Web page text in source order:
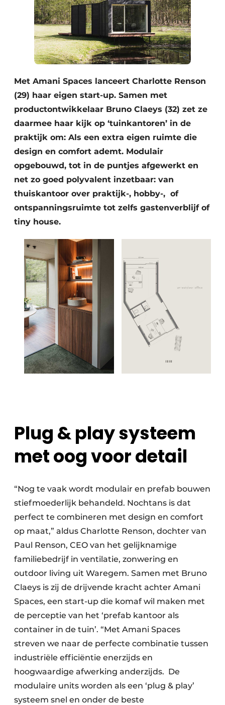
Met Amani Spaces lanceert Charlotte Renson
(29) haar eigen start-up. Samen met
productontwikkelaar Bruno Claeys (32) zet ze
daarmee haar kijk op ‘tuinkantoren’ in de
praktijk om: Als een extra eigen ruimte die
design en comfort ademt. Modulair
opgebouwd, tot in de puntjes afgewerkt en
net zo goed polyvalent inzetbaar: van
thuiskantoor over praktijk-, hobby-, of
ontspanningsruimte tot zelfs gastenverblijf of
tiny house.
Plug & play systeem
met oog voor detail
“Nog te vaak wordt modulair en prefab bouwen
stiefmoederlijk behandeld. Nochtans is dat
perfect te combineren met design en comfort
op maat,” aldus Charlotte Renson, dochter van
Paul Renson, CEO van het gelijknamige
familiebedrijf in ventilatie, zonwering en
outdoor living uit Waregem. Samen met Bruno
Claeys is zij de drijvende kracht achter Amani
Spaces, een start-up die komaf wil maken met
de perceptie van het ‘prefab kantoor als
container in de tuin’. “Met Amani Spaces
streven we naar de perfecte combinatie tussen
industriële efficiëntie enerzijds en
hoogwaardige afwerking anderzijds. De
modulaire units worden als een ‘plug & play’
systeem snel en onder de beste